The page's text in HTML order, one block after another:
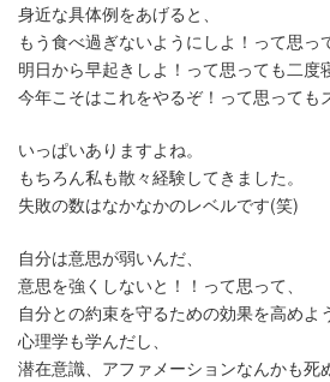
身近な具体例をあげると、
もう食べ過ぎないようにしよ！って思っ
明日から早起きしよ！って思っても二度
今年こそはこれをやるぞ！って思っても
いっぱいありますよね。
もちろん私も散々経験してきました。
失敗の数はなかなかのレベルです(笑)
自分は意思が弱いんだ、
意思を強くしないと！！って思って、
自分との約束を守るための効果を高めよ
心理学も学んだし、
潜在意識、アファメーションなんかも死